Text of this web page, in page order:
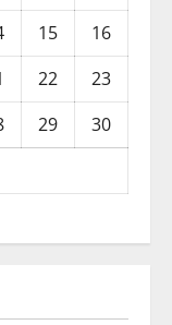
15
16
22
23
29
30